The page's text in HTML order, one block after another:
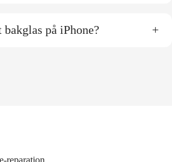
på iPhone? +
reparation